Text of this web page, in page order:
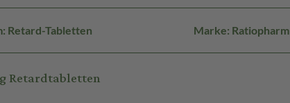
Retard-Tabletten Marke: Ratiopharm
Retardtabletten